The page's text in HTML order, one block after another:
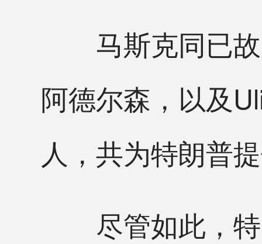
马斯克同已故
阿德尔森，以及
人，共为特朗普
尽管如此，特